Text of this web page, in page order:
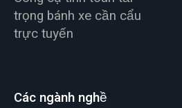
trọng bánh xe cần cẩu
trực tuyến
Các ngành nghề